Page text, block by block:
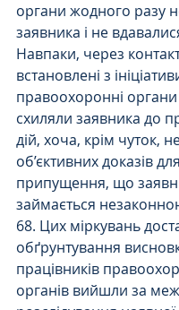
органи жодного разу
заявника і не
Навпаки, через
встановлені з
правоохоронні
схиляли заявника до
дій, хоча, крім чуток,
об’єктивних доказів для
припущення, що
займається
68. Цих міркувань
обґрунтування
працівників
органів вийшли за